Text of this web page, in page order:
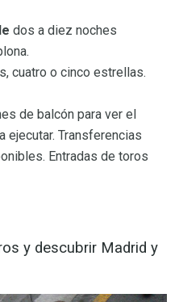
dos a diez noches
cuatro o cinco estrellas.
de balcón para ver el
ejecutar. Transferencias
Entradas de toros
y descubrir Madrid y